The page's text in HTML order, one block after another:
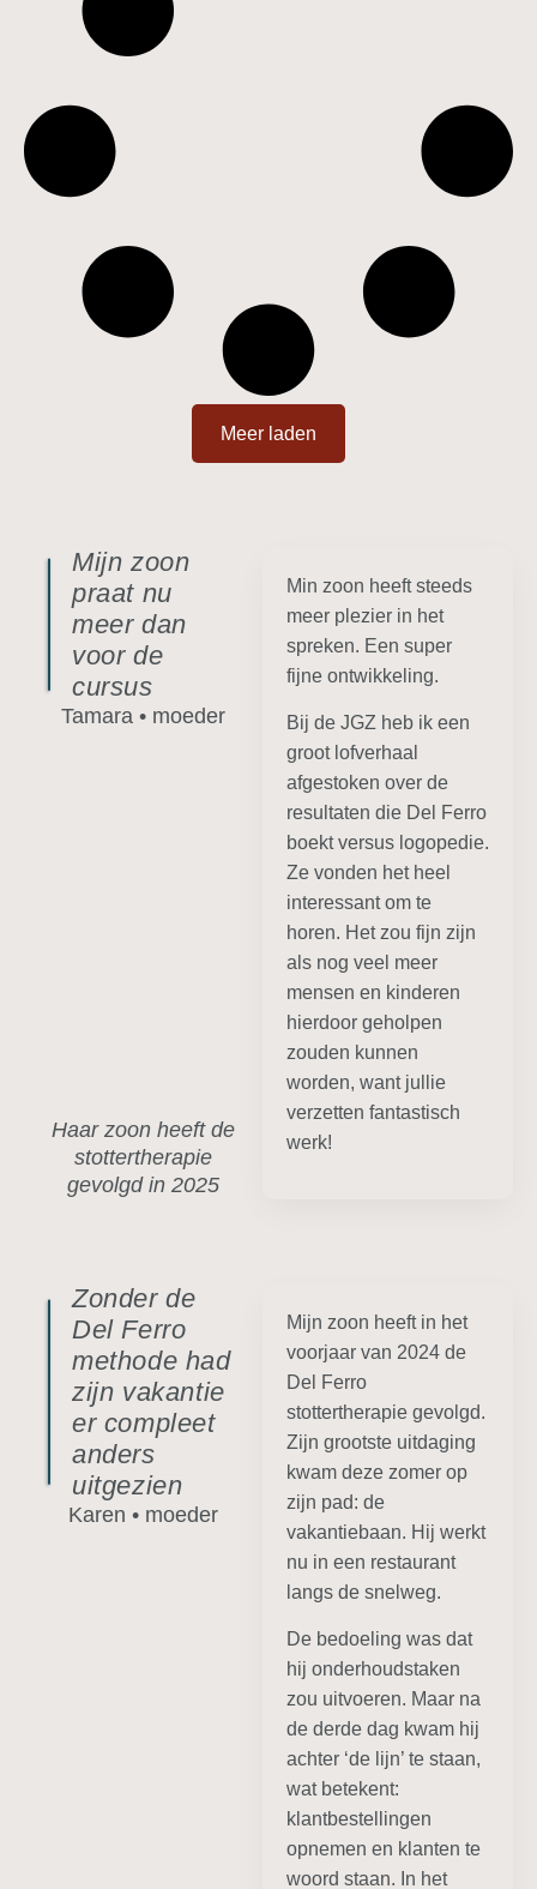
Meer laden
Mijn zoon
praat nu
meer dan
voor de
cursus
Tamara • moeder
Haar zoon heeft de
stottertherapie
gevolgd in 2025
Min zoon heeft steeds
meer plezier in het
spreken. Een super
fijne ontwikkeling.
Bij de JGZ heb ik een
groot lofverhaal
afgestoken over de
resultaten die Del Ferro
boekt versus logopedie.
Ze vonden het heel
interessant om te
horen. Het zou fijn zijn
als nog veel meer
mensen en kinderen
hierdoor geholpen
zouden kunnen
worden, want jullie
verzetten fantastisch
werk!
Zonder de
Del Ferro
methode had
zijn vakantie
er compleet
anders
uitgezien
Karen • moeder
Mijn zoon heeft in het
voorjaar van 2024 de
Del Ferro
stottertherapie gevolgd.
Zijn grootste uitdaging
kwam deze zomer op
zijn pad: de
vakantiebaan. Hij werkt
nu in een restaurant
langs de snelweg.
De bedoeling was dat
hij onderhoudstaken
zou uitvoeren. Maar na
de derde dag kwam hij
achter ‘de lijn’ te staan,
wat betekent:
klantbestellingen
opnemen en klanten te
woord staan. In het